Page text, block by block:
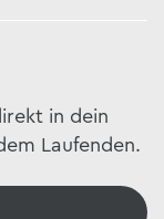
in dein
Laufenden.